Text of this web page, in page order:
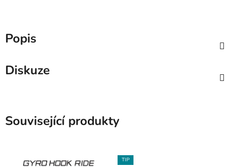
Popis
Diskuze
Související produkty
TIP